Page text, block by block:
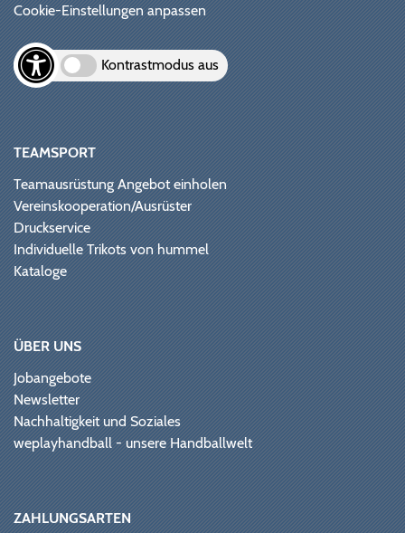
Cookie-Einstellungen anpassen
Kontrastmodus aus
TEAMSPORT
Teamausrüstung Angebot einholen
Vereinskooperation/Ausrüster
Druckservice
Individuelle Trikots von hummel
Kataloge
ÜBER UNS
Jobangebote
Newsletter
Nachhaltigkeit und Soziales
weplayhandball - unsere Handballwelt
ZAHLUNGSARTEN